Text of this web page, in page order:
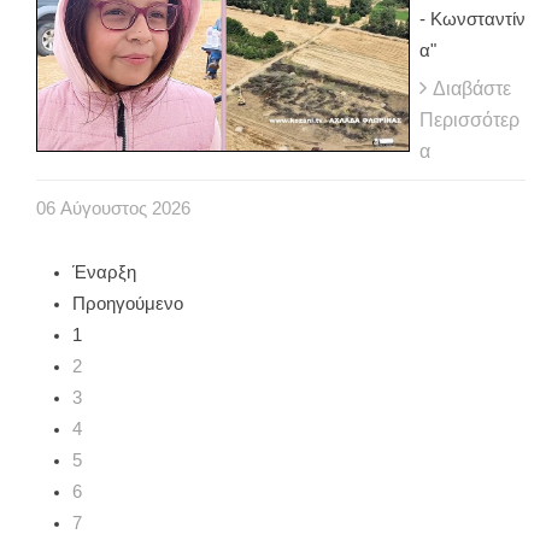
- Κωνσταντίν
α"
Διαβάστε
Περισσότερ
α
06 Αύγουστος 2026
Έναρξη
Προηγούμενο
1
2
3
4
5
6
7